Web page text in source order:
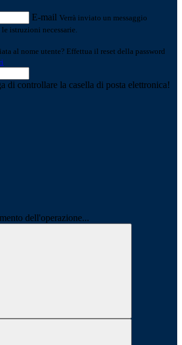
E-mail Verrà inviato un messaggio
istruzioni necessarie.
al nome utente? Effettua il reset della password
di controllare la casella di posta elettronica!
dell'operazione...